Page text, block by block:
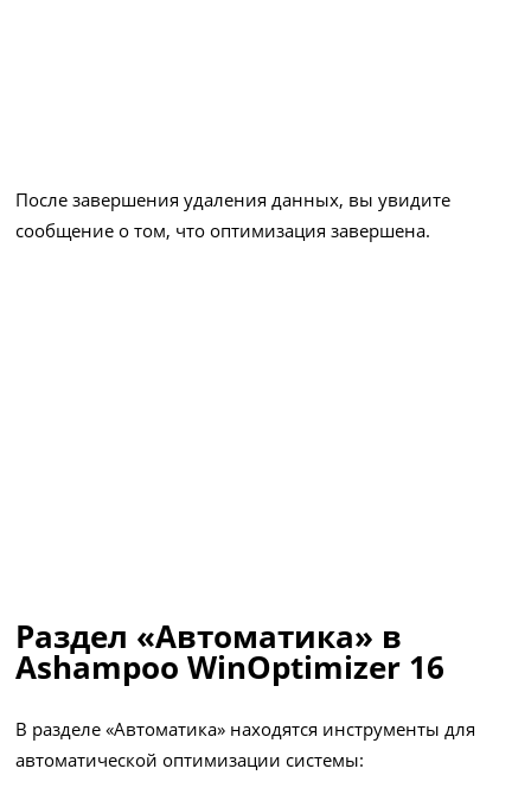
После завершения удаления данных, вы увидите
сообщение о том, что оптимизация завершена.
Раздел «Автоматика» в
Ashampoo WinOptimizer 16
В разделе «Автоматика» находятся инструменты для
автоматической оптимизации системы: